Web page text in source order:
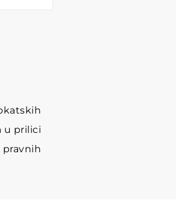
u prilici
pravnih